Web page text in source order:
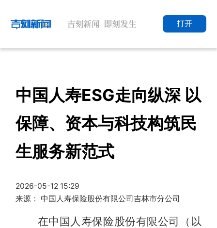
打开
中国人寿ESG走向纵深 以
保障、资本与科技构筑民
生服务新范式
2026-05-12 15:29
来源： 中国人寿保险股份有限公司吉林市分公司
在中国人寿保险股份有限公司（以